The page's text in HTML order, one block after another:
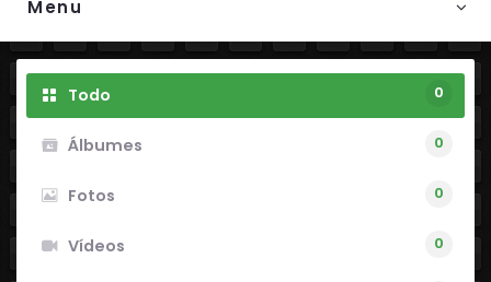
Menu
Todo 0
Álbumes 0
Fotos 0
Vídeos 0